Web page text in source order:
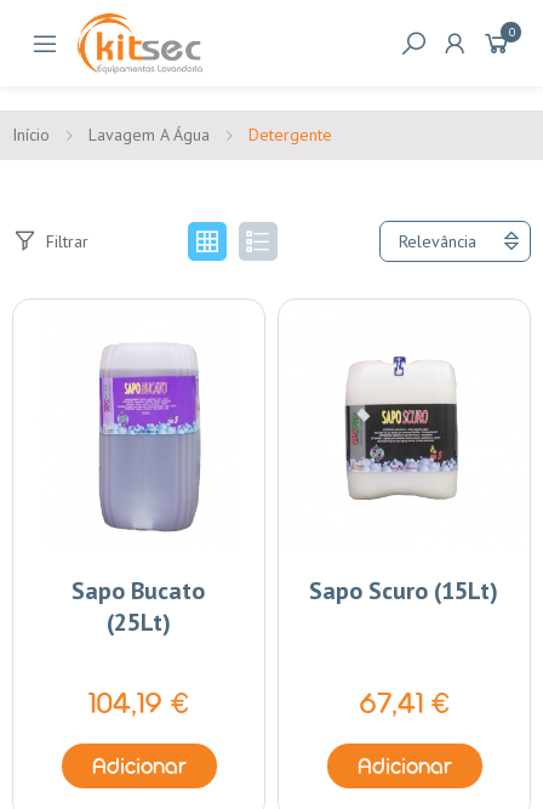
0
Início Lavagem A Água Detergente
Filtrar Relevância
Sapo Bucato
(25Lt)
104,19 €
Adicionar
Sapo Scuro (15Lt)
67,41 €
Adicionar